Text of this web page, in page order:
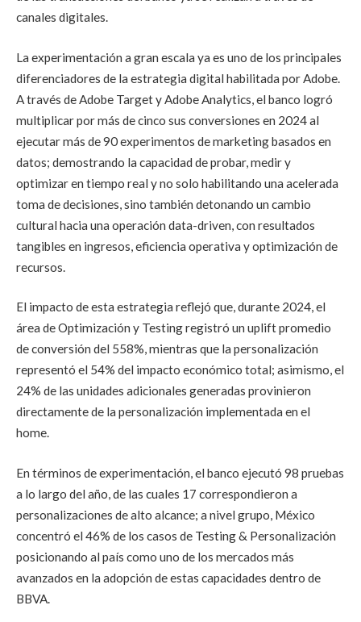
canales digitales.
La experimentación a gran escala ya es uno de los principales
diferenciadores de la estrategia digital habilitada por Adobe.
A través de Adobe Target y Adobe Analytics, el banco logró
multiplicar por más de cinco sus conversiones en 2024 al
ejecutar más de 90 experimentos de marketing basados en
datos; demostrando la capacidad de probar, medir y
optimizar en tiempo real y no solo habilitando una acelerada
toma de decisiones, sino también detonando un cambio
cultural hacia una operación data-driven, con resultados
tangibles en ingresos, eficiencia operativa y optimización de
recursos.
El impacto de esta estrategia reflejó que, durante 2024, el
área de Optimización y Testing registró un uplift promedio
de conversión del 558%, mientras que la personalización
representó el 54% del impacto económico total; asimismo, el
24% de las unidades adicionales generadas provinieron
directamente de la personalización implementada en el
home.
En términos de experimentación, el banco ejecutó 98 pruebas
a lo largo del año, de las cuales 17 correspondieron a
personalizaciones de alto alcance; a nivel grupo, México
concentró el 46% de los casos de Testing & Personalización
posicionando al país como uno de los mercados más
avanzados en la adopción de estas capacidades dentro de
BBVA.